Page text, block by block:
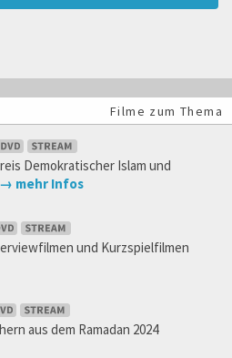
Filme zum Thema
Demokratischer Islam und
→ mehr Infos
und Kurzspielfilmen
aus dem Ramadan 2024